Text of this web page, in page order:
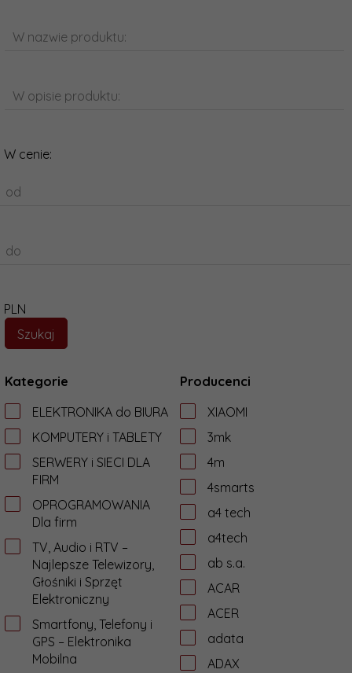
W nazwie produktu:
W opisie produktu:
W cenie:
od
do
PLN
Kategorie
ELEKTRONIKA do BIURA
KOMPUTERY i TABLETY
SERWERY i SIECI DLA
FIRM
OPROGRAMOWANIA
Dla firm
TV, Audio i RTV –
Najlepsze Telewizory,
Głośniki i Sprzęt
Elektroniczny
Smartfony, Telefony i
GPS – Elektronika
Mobilna
Producenci
XIAOMI
3mk
4m
4smarts
a4 tech
a4tech
ab s.a.
ACAR
ACER
adata
ADAX